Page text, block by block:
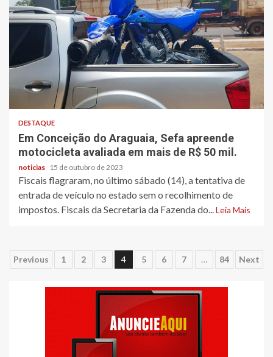
DESTAQUE
Em Conceição do Araguaia, Sefa apreende
motocicleta avaliada em mais de R$ 50 mil.
noticias 15 de outubro de 2023
Fiscais flagraram, no último sábado (14), a tentativa de
entrada de veículo no estado sem o recolhimento de
impostos. Fiscais da Secretaria da Fazenda do...Leia Mais
Paginação
Previous 1 2 3 4 5 6 7 … 84 Next